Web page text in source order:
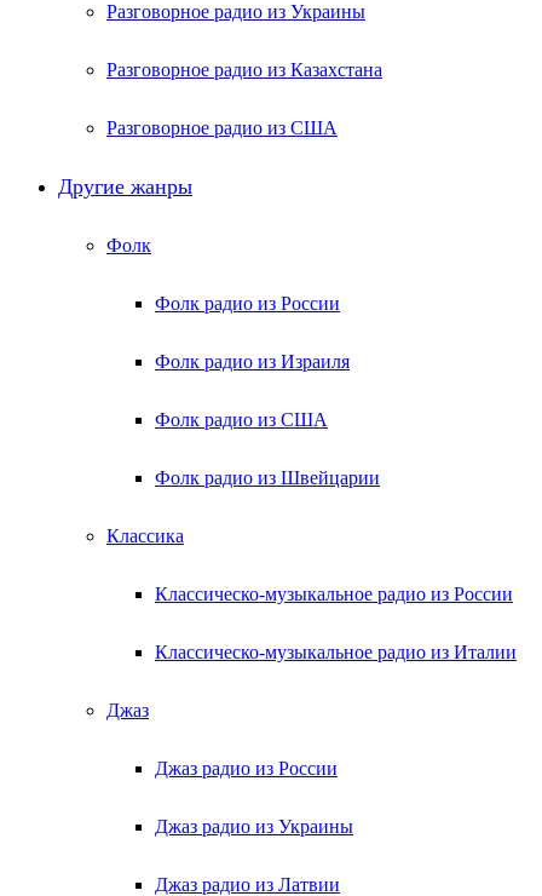
Разговорное радио из Украины
Разговорное радио из Казахстана
Разговорное радио из США
Другие жанры
Фолк
Фолк радио из России
Фолк радио из Израиля
Фолк радио из США
Фолк радио из Швейцарии
Классика
Классическо-музыкальное радио из России
Классическо-музыкальное радио из Италии
Джаз
Джаз радио из России
Джаз радио из Украины
Джаз радио из Латвии